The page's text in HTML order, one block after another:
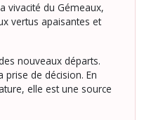
vivacité du Gémeaux,
vertus apaisantes et
nouveaux départs.
prise de décision. En
elle est une source